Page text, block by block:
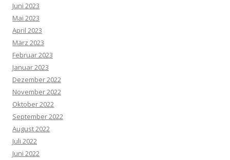
Juni 2023
Mai 2023
April 2023
März 2023
Februar 2023
Januar 2023
Dezember 2022
November 2022
Oktober 2022
September 2022
August 2022
Juli 2022
Juni 2022